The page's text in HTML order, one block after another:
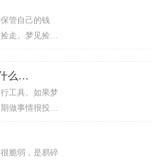
确，因为心思
。准备考试的
做梦人最近的
。
管自己的钱
走。梦见捡
近期的运势很
所提升，可能
加薪，也可能
者好好抓住机
梦见自己鞋子烂了是什么意思
工具。如果梦
做事情很投
东西你就会很
狂，不过你并
懂得体谅你，
脆弱，是易碎